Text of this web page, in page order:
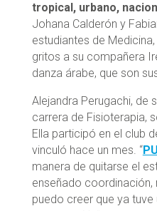
tropical, urbano,
Johana Calderón y
estudiantes de
gritos a su compañera
danza árabe, que son
Alejandra Perugachi, de
carrera de Fisioterapia,
Ella participó en el club
vinculó hace un mes. “
manera de quitarse el
enseñado
puedo creer que ya tuve